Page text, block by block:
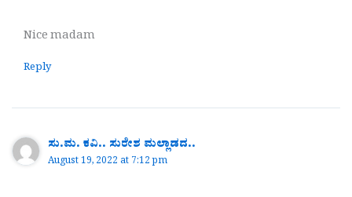
Nice madam
Reply
ಸು.ಮ. ಕವಿ.. ಸುರೇಶ ಮಲ್ಲಾಡದ..
August 19, 2022 at 7:12 pm